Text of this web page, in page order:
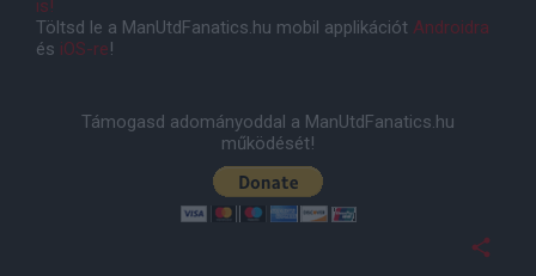
is!
Töltsd le a ManUtdFanatics.hu mobil applikációt Androidra
és iOS-re!
Támogasd adományoddal a ManUtdFanatics.hu
működését!